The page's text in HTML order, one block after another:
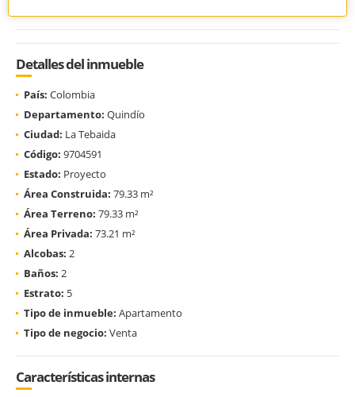
Detalles del inmueble
País: Colombia
Departamento: Quindío
Ciudad: La Tebaida
Código: 9704591
Estado: Proyecto
Área Construida: 79.33 m²
Área Terreno: 79.33 m²
Área Privada: 73.21 m²
Alcobas: 2
Baños: 2
Estrato: 5
Tipo de inmueble: Apartamento
Tipo de negocio: Venta
Características internas